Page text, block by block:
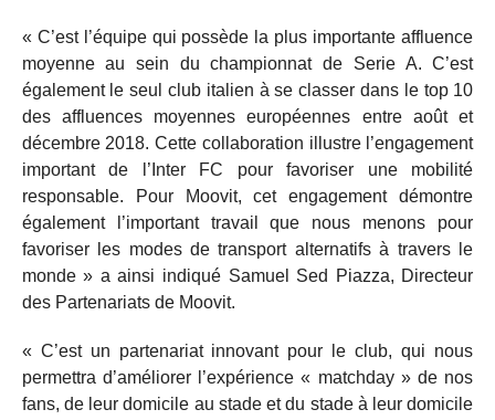
« C’est l’équipe qui possède la plus importante affluence
moyenne au sein du championnat de Serie A. C’est
également le seul club italien à se classer dans le top 10
des affluences moyennes européennes entre août et
décembre 2018. Cette collaboration illustre l’engagement
important de l’Inter FC pour favoriser une mobilité
responsable. Pour Moovit, cet engagement démontre
également l’important travail que nous menons pour
favoriser les modes de transport alternatifs à travers le
monde » a ainsi indiqué Samuel Sed Piazza, Directeur
des Partenariats de Moovit.
« C’est un partenariat innovant pour le club, qui nous
permettra d’améliorer l’expérience « matchday » de nos
fans, de leur domicile au stade et du stade à leur domicile